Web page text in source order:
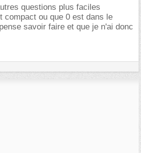
questions plus faciles
compact ou que 0 est dans le
savoir faire et que je n'ai donc